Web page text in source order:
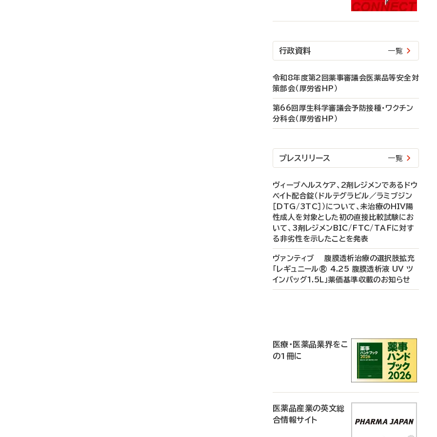
行政資料 一覧
令和8年度第2回薬事審議会医薬品等安全対
策部会（厚労省HP）
第66回厚生科学審議会予防接種・ワクチン
分科会（厚労省HP）
プレスリリース 一覧
ヴィーブヘルスケア、2剤レジメンであるドウ
ベイト配合錠（ドルテグラビル／ラミブジン
［DTG/3TC］）について、未治療のHIV陽
性成人を対象とした初の直接比較試験にお
いて、3剤レジメンBIC/FTC/TAFに対す
る非劣性を示したことを発表
ヴァンティブ 腹膜透析治療の選択肢拡充
「レギュニール® 4.25 腹膜透析液 UV ツ
インバッグ1.5L」薬価基準収載のお知らせ
医療・医薬品業界をこ
の1冊に
医薬品産業の英文総
合情報サイト